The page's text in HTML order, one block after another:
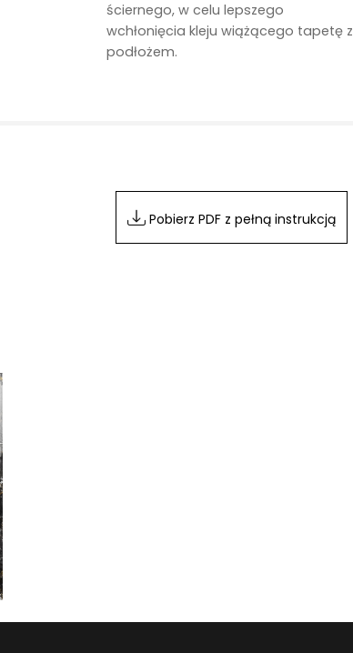
ściernego, w celu lepszego
wchłonięcia kleju wiążącego tapetę z
podłożem.
Pobierz PDF z pełną instrukcją